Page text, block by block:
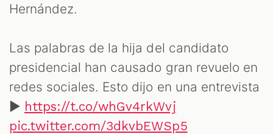
Hernández.
Las palabras de la hija del candidato
presidencial han causado gran revuelo en
redes sociales. Esto dijo en una entrevista
► https://t.co/whGv4rkWvj
pic.twitter.com/3dkvbEWSp5